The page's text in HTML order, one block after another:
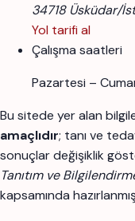
34718 Üsküdar/
Yol tarifi al
Çalışma saatleri
Pazartesi –
Bu sitede yer alan
amaçlıdır; tanı ve
sonuçlar değişiklik
Tanıtım ve
kapsamında